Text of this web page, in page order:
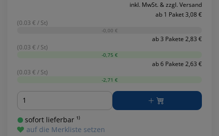
inkl. MwSt. & zzgl. Versand
ab 1 Paket 3,08 €
(0.03 € / St)
-0,00 €
ab 3 Pakete 2,83 €
(0.03 € / St)
-0,75 €
ab 6 Pakete 2,63 €
(0.03 € / St)
-2,71 €
Menge
sofort lieferbar ¹⁾
auf die Merkliste setzen